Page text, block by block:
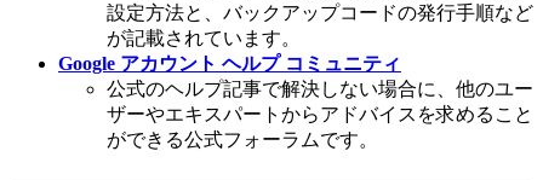
設定方法と、バックアップコードの発行手順など
が記載されています。
Google アカウント ヘルプ コミュニティ
公式のヘルプ記事で解決しない場合に、他のユー
ザーやエキスパートからアドバイスを求めること
ができる公式フォーラムです。